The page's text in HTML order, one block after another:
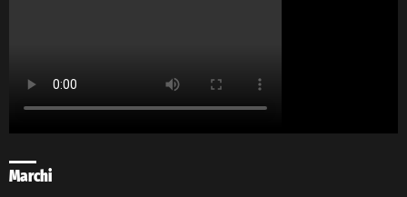
Marchi